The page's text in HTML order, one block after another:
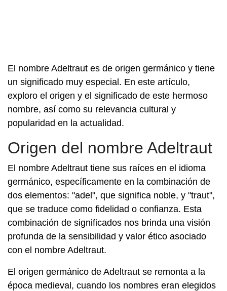
El nombre Adeltraut es de origen germánico y tiene
un significado muy especial. En este artículo,
exploro el origen y el significado de este hermoso
nombre, así como su relevancia cultural y
popularidad en la actualidad.
Origen del nombre Adeltraut
El nombre Adeltraut tiene sus raíces en el idioma
germánico, específicamente en la combinación de
dos elementos: "adel", que significa noble, y "traut",
que se traduce como fidelidad o confianza. Esta
combinación de significados nos brinda una visión
profunda de la sensibilidad y valor ético asociado
con el nombre Adeltraut.
El origen germánico de Adeltraut se remonta a la
época medieval, cuando los nombres eran elegidos